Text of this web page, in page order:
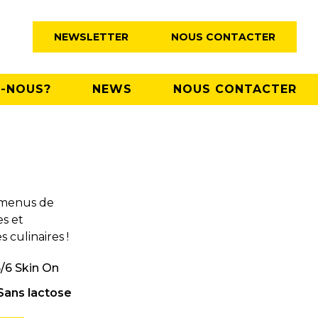
NEWSLETTER NOUS CONTACTER
NOUS? NEWS NOUS CONTACTER
de
et
culinaires !
6 Skin On
lactose